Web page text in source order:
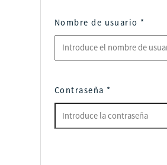
Nombre de usuario *
Contraseña *